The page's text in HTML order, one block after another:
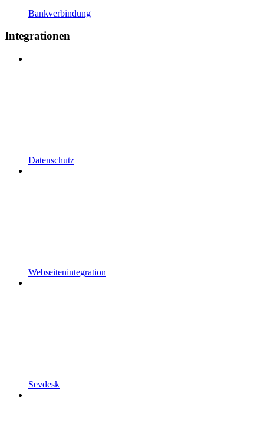
Bankverbindung
Integrationen
Datenschutz
Webseitenintegration
Sevdesk